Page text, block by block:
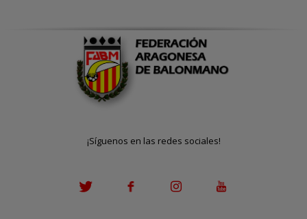
¡Síguenos en las redes sociales!